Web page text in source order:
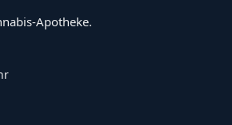
Apotheke.